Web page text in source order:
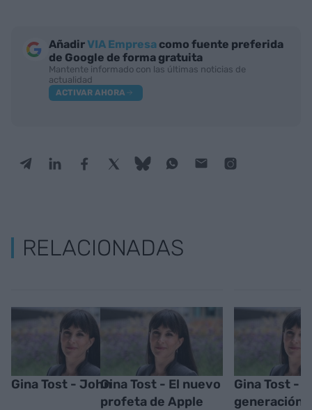
AñadirVIA Empresa como fuente preferida
de Google de forma gratuita
Mantente informado con las últimas noticias de
actualidad
ACTIVAR AHORA
RELACIONADAS
Gina Tost - JohnGina Tost - El nuevo
profeta de Apple
Gina Tost -
generación